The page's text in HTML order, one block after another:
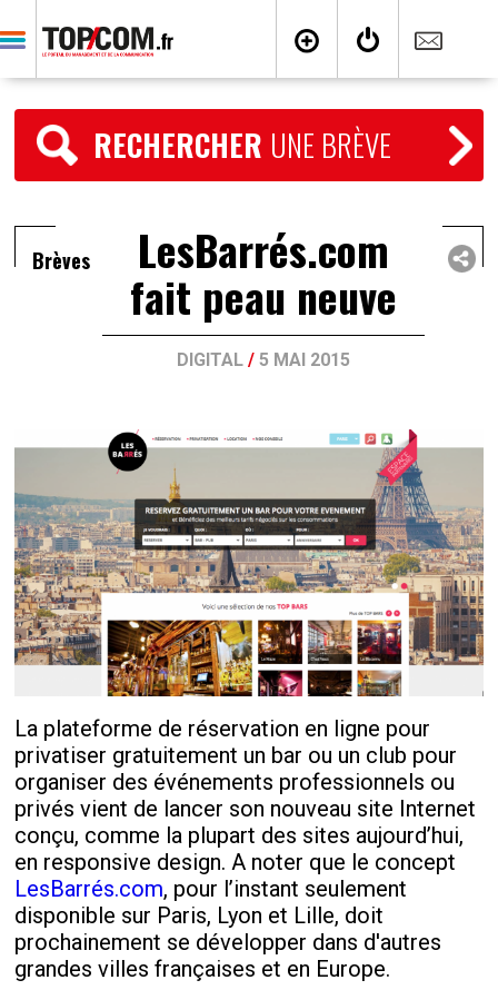
RECHERCHER UNE BRÈVE
Brèves LesBarrés.com
fait peau neuve
DIGITAL/ 5 MAI 2015
La plateforme de réservation en ligne pour
privatiser gratuitement un bar ou un club pour
organiser des événements professionnels ou
privés vient de lancer son nouveau site Internet
conçu, comme la plupart des sites aujourd’hui,
en responsive design. A noter que le concept
LesBarrés.com, pour l’instant seulement
disponible sur Paris, Lyon et Lille, doit
prochainement se développer dans d'autres
grandes villes françaises et en Europe.